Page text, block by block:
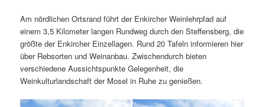
Am nördlichen Ortsrand führt der Enkircher Weinlehrpfad auf
einem 3,5 Kilometer langen Rundweg durch den Steffensberg, die
größte der Enkircher Einzellagen. Rund 20 Tafeln informieren hier
über Rebsorten und Weinanbau. Zwischendurch bieten
verschiedene Aussichtspunkte Gelegenheit, die
Weinkulturlandschaft der Mosel in Ruhe zu genießen.